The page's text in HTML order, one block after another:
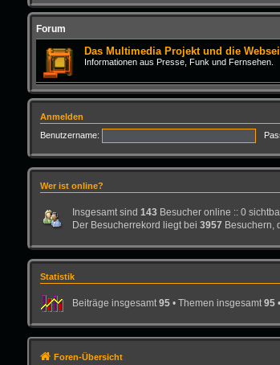
Forum
Das Multimedia Projekt und die
Informationen aus Presse, Funk und Fernsehen.
Anmelden
Benutzername:
Wer ist online?
Insgesamt sind 143Besucher online :: 0
Der Besucherrekord liegt bei 3957 Besuchern,
Statistik
Beiträge insgesamt95• Themen insgesamt95
Foren-Übersicht